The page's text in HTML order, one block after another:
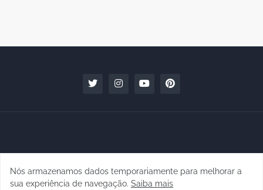
Copyright © 2010 - 2026 | raphanomundo
Nós armazenamos dados temporariamente para melhorar a
sua experiência de navegação. Saiba mais